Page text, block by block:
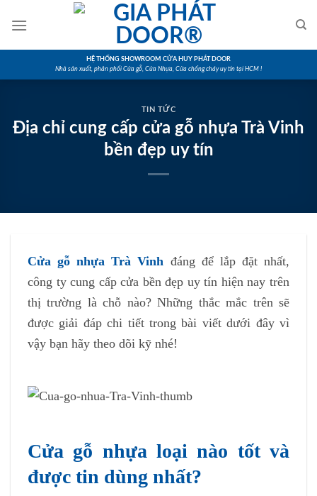
HỆ THỐNG SHOWROOM CỬA HUY PHÁT DOOR
Nhà sản xuất, phân phối Cửa gỗ, Cửa Nhựa, Cửa chống cháy uy tín tại HCM !
TIN TỨC
Địa chỉ cung cấp cửa gỗ nhựa Trà Vinh
bền đẹp uy tín
Cửa gỗ nhựa Trà Vinh đáng để lắp đặt nhất,
công ty cung cấp cửa bền đẹp uy tín hiện nay trên
thị trường là chỗ nào? Những thắc mắc trên sẽ
được giải đáp chi tiết trong bài viết dưới đây vì
vậy bạn hãy theo dõi kỹ nhé!
Cửa gỗ nhựa loại nào tốt và
được tin dùng nhất?